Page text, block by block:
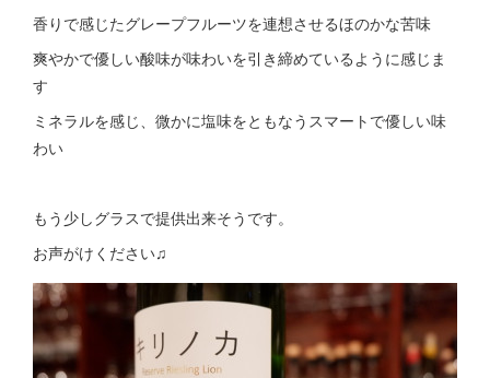
香りで感じたグレープフルーツを連想させるほのかな苦味
爽やかで優しい酸味が味わいを引き締めているように感じま
す
ミネラルを感じ、微かに塩味をともなうスマートで優しい味
わい
もう少しグラスで提供出来そうです。
お声がけください♫